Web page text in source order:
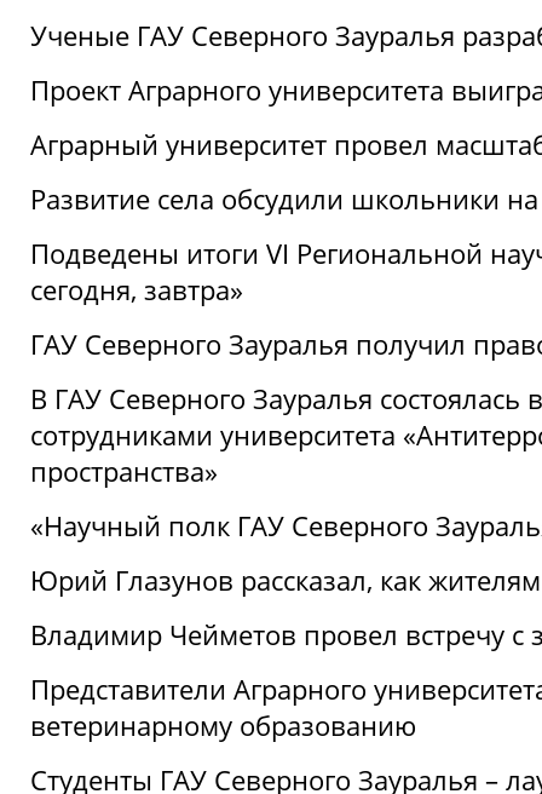
Ученые ГАУ Северного Зауралья
Проект Аграрного университета
Аграрный университет провел
Развитие села обсудили школьники
Подведены итоги VI Региональной
сегодня, завтра»
ГАУ Северного Зауралья получил
В ГАУ Северного Зауралья состоялась
сотрудниками университета
пространства»
«Научный полк ГАУ Северного
Юрий Глазунов рассказал, как
Владимир Чейметов провел встречу
Представители Аграрного
ветеринарному образованию
Студенты ГАУ Северного Зауралья –